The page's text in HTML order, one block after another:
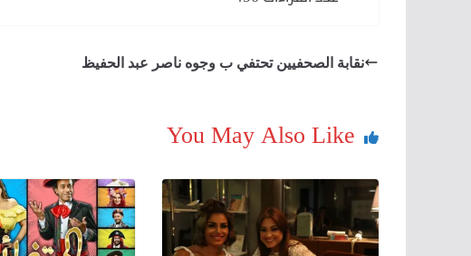
نقابة الصحفيين تحتفي ب وجوه ناصر عبد الحفيظ
You May Also Like